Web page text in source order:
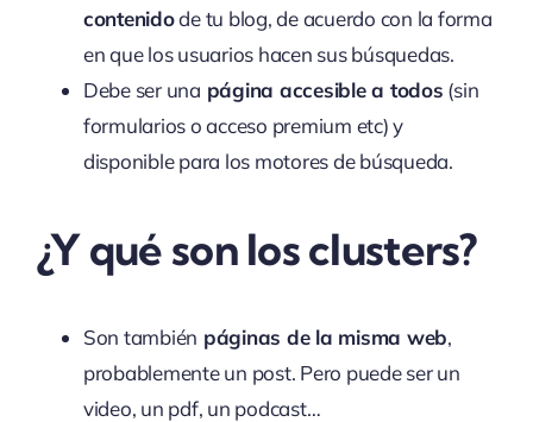
contenidode tu blog, de acuerdo con la forma
en que los usuarios hacen sus búsquedas.
Debe ser una página accesible a todos (sin
formularios o acceso premium etc) y
disponible para los motores de búsqueda.
¿Y qué son los clusters?
Son también páginas de la misma web,
probablemente un post. Pero puede ser un
video, un pdf, un podcast…